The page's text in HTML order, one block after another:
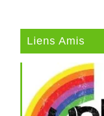
Liens Amis